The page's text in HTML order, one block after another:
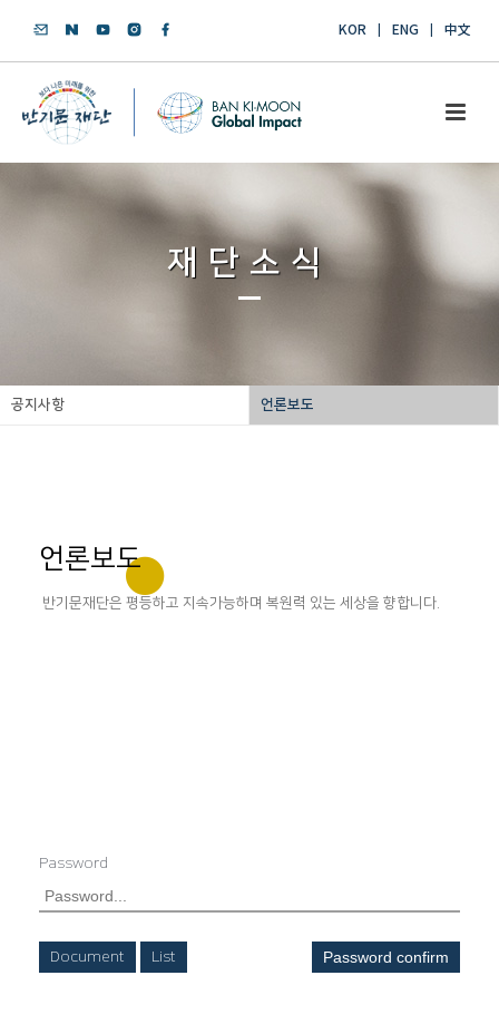
KOR ENG 中文
재단소식
공지사항 언론보도
언론보도
반기문재단은 평등하고 지속가능하며 복원력 있는 세상을 향합니다.
Password
Document List Password confirm